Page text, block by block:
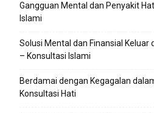
Gangguan Mental dan Penyakit
Islami
Solusi Mental dan Finansial Keluar
– Konsultasi Islami
Berdamai dengan Kegagalan
Konsultasi Hati